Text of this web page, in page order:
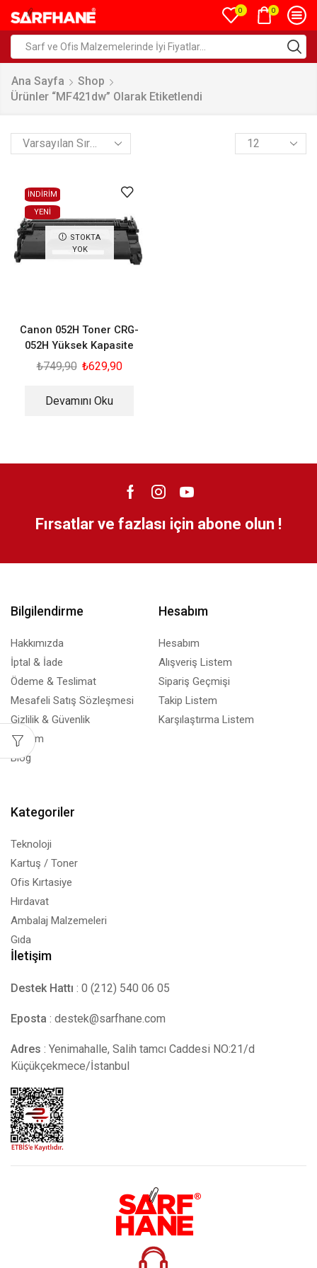
0 0
Ana Sayfa
Shop
Ürünler “MF421dw” Olarak Etiketlendi
İNDİRİM
YENI
STOKTA
YOK
Canon 052H Toner CRG-
052H Yüksek Kapasite
₺749,90 ₺629,90
Devamını Oku
Fırsatlar ve fazlası için abone olun !
Bilgilendirme
Hakkımızda
İptal & İade
Ödeme & Teslimat
Mesafeli Satış Sözleşmesi
Gizlilik & Güvenlik
İletişim
Blog
Hesabım
Hesabım
Alışveriş Listem
Sipariş Geçmişi
Takip Listem
Karşılaştırma Listem
Kategoriler
Teknoloji
Kartuş / Toner
Ofis Kırtasiye
Hırdavat
Ambalaj Malzemeleri
Gıda
İletişim
Destek Hattı : 0 (212) 540 06 05
Eposta : destek@sarfhane.com
Adres : Yenimahalle, Salih tamcı Caddesi NO:21/d
Küçükçekmece/İstanbul